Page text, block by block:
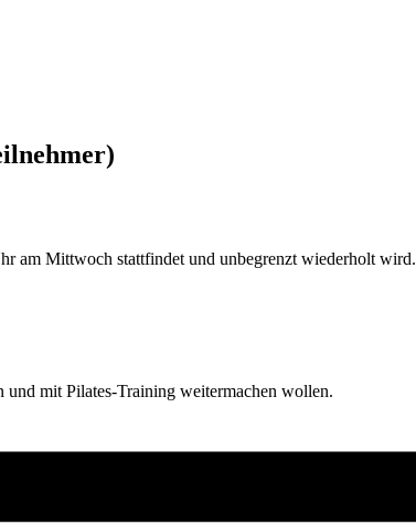
am Mittwoch stattfindet und unbegrenzt wiederholt wird.
und mit Pilates-Training weitermachen wollen.